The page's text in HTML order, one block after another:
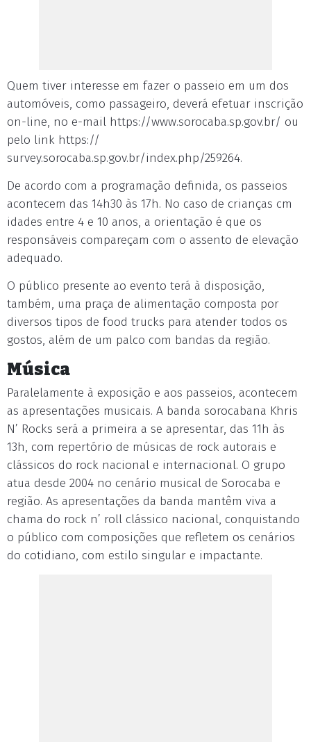
Quem tiver interesse em fazer o passeio em um dos
automóveis, como passageiro, deverá efetuar inscrição
on-line, no e-mail https://www.sorocaba.sp.gov.br/ ou
pelo link https://
survey.sorocaba.sp.gov.br/index.php/259264.
De acordo com a programação definida, os passeios
acontecem das 14h30 às 17h. No caso de crianças cm
idades entre 4 e 10 anos, a orientação é que os
responsáveis compareçam com o assento de elevação
adequado.
O público presente ao evento terá à disposição,
também, uma praça de alimentação composta por
diversos tipos de food trucks para atender todos os
gostos, além de um palco com bandas da região.
Música
Paralelamente à exposição e aos passeios, acontecem
as apresentações musicais. A banda sorocabana Khris
N’ Rocks será a primeira a se apresentar, das 11h às
13h, com repertório de músicas de rock autorais e
clássicos do rock nacional e internacional. O grupo
atua desde 2004 no cenário musical de Sorocaba e
região. As apresentações da banda mantêm viva a
chama do rock n’ roll clássico nacional, conquistando
o público com composições que refletem os cenários
do cotidiano, com estilo singular e impactante.